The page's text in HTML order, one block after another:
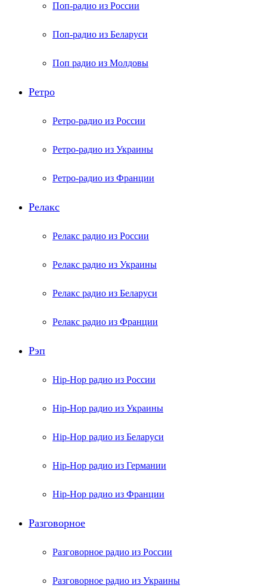
Поп-радио из России
Поп-радио из Беларуси
Поп радио из Молдовы
Ретро
Ретро-радио из России
Ретро-радио из Украины
Ретро-радио из Франции
Релакс
Релакс радио из России
Релакс радио из Украины
Релакс радио из Беларуси
Релакс радио из Франции
Рэп
Hip-Hop радио из России
Hip-Hop радио из Украины
Hip-Hop радио из Беларуси
Hip-Hop радио из Германии
Hip-Hop радио из Франции
Разговорное
Разговорное радио из России
Разговорное радио из Украины